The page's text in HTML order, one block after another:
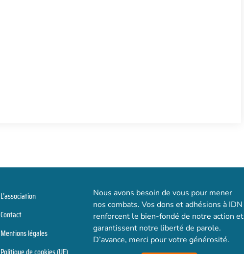
L’association
Contact
Mentions légales
Nous avons besoin de vous pour mener
nos combats. Vos dons et adhésions à IDN
renforcent le bien-fondé de notre action et
garantissent notre liberté de parole.
D’avance, merci pour votre générosité.